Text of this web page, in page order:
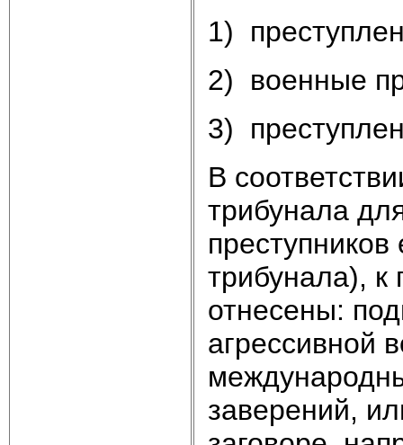
1)
2) военные
3)
В
трибунала
трибунала),
отнесены:
агрессивной
заверений,